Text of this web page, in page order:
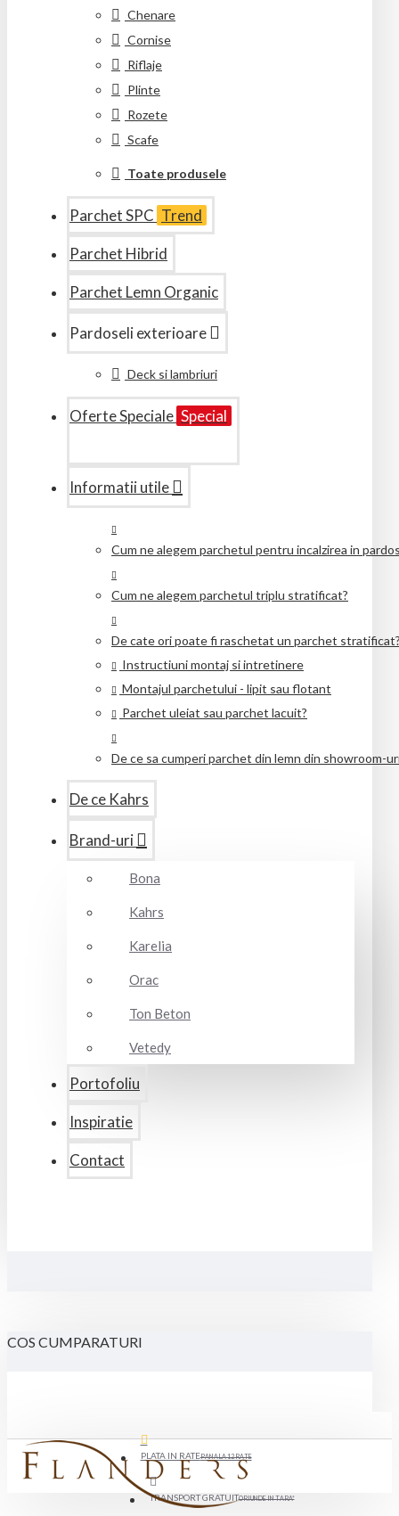
Chenare
Cornise
Riflaje
Plinte
Rozete
Scafe
Toate produsele
Parchet SPC Trend
Parchet Hibrid
Parchet Lemn Organic
Pardoseli exterioare
Deck si lambriuri
Oferte Speciale Special
Informatii utile
Cum ne alegem parchetul pentru incalzirea in
Cum ne alegem parchetul triplu stratificat?
De cate ori poate fi raschetat un parchet
Instructiuni montaj si intretinere
Montajul parchetului - lipit sau flotant
Parchet uleiat sau parchet lacuit?
De ce sa cumperi parchet din lemn din showroom-
De ce Kahrs
Brand-uri
Bona
Kahrs
Karelia
Orac
Ton Beton
Vetedy
Portofoliu
Inspiratie
Contact
COS CUMPARATURI
PLATA IN RATEPANA LA 12 RATE
TRANSPORT GRATUITORIUNDE IN TARA*